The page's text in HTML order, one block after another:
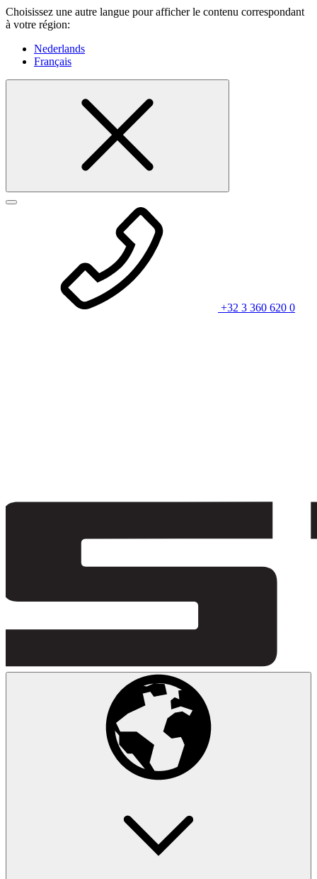
Choisissez une autre langue pour afficher le contenu correspondant
à votre région:
Nederlands
Français
+32 3 360 620 0